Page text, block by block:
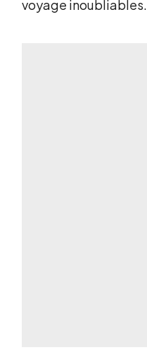
voyage inoubliables.